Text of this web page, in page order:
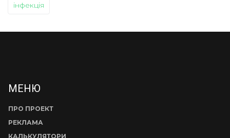
інфекція
МЕНЮ
ПРО ПРОЕКТ
РЕКЛАМА
КАЛЬКУЛЯТОРИ